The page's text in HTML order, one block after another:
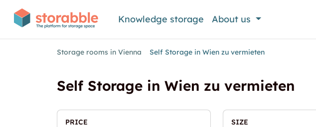
Knowledge storage About us
Storage rooms in Vienna Self Storage in Wien zu vermieten
Self Storage in Wien zu vermieten
PRICE SIZE